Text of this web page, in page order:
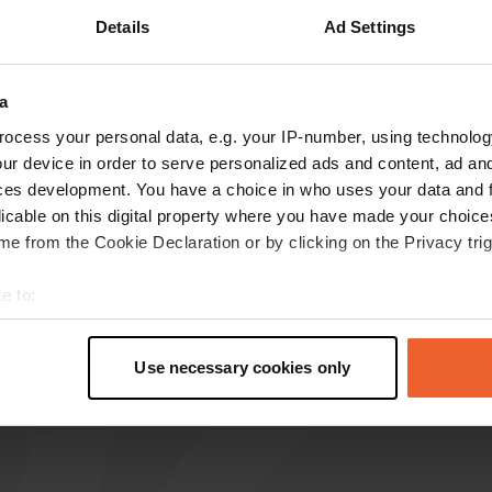
Details Ad Settings
your personal data, e.g. your IP-number, using
device in order to serve personalized ads and content, ad
development. You have a choice in who uses your data and
on this digital property where you have made your
from the Cookie Declaration or by clicking on the Privacy
to:
geographical location which can be accurate to within
personal data is processed and set your preferences in the
our site with our social media, advertising and analytics
to them or that they’ve collected from your use of their
Use necessary cookies only
de reviews
D Dethleftramp
okt. 2025
dat vast moeten stellen. Absoluut onvriendelijk
zodra je een probleem meldt.